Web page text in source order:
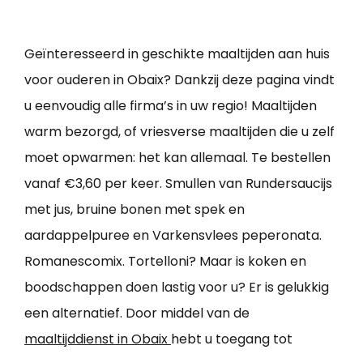
Geïnteresseerd in geschikte maaltijden aan huis
voor ouderen in Obaix? Dankzij deze pagina vindt
u eenvoudig alle firma’s in uw regio! Maaltijden
warm bezorgd, of vriesverse maaltijden die u zelf
moet opwarmen: het kan allemaal. Te bestellen
vanaf €3,60 per keer. Smullen van Rundersaucijs
met jus, bruine bonen met spek en
aardappelpuree en Varkensvlees peperonata.
Romanescomix. Tortelloni? Maar is koken en
boodschappen doen lastig voor u? Er is gelukkig
een alternatief. Door middel van de
maaltijddienst in Obaix hebt u toegang tot